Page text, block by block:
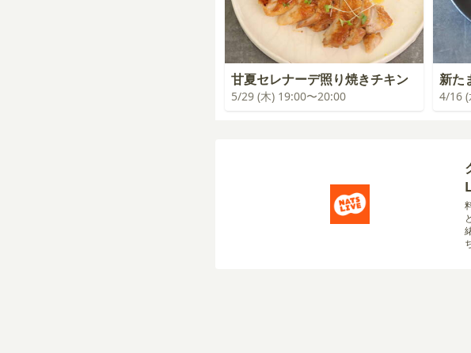
甘夏セレナーデ照り焼きチキン
5/29 (木) 19:00〜20:00
新た
4/16